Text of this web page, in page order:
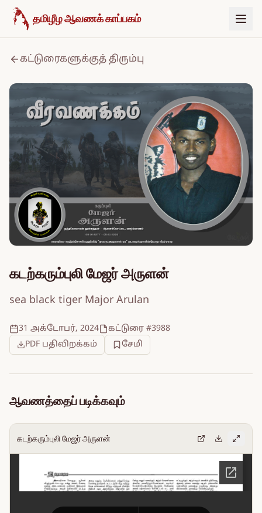
உள்ளடக்கத்திற்குச் செல்க
தமிழீழ ஆவணக் காப்பகம்
கட்டுரைகளுக்குத் திரும்பு
கடற்கரும்புலி மேஜர் அருளன்
sea black tiger Major Arulan
31 அக்டோபர், 2024
கட்டுரை #3988
PDF பதிவிறக்கம்
சேமி
ஆவணத்தைப் படிக்கவும்
கடற்கரும்புலி மேஜர் அருளன்